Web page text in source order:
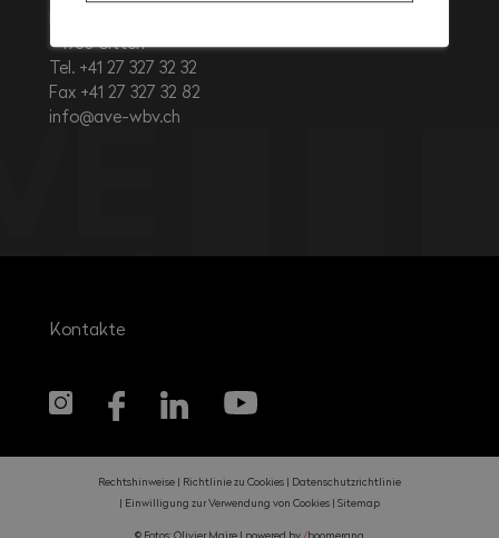
1950 Sitten
Tel. +41 27 327 32 32
Fax +41 27 327 32 82
info@ave-wbv.ch
Kontakte
Rechtshinweise Richtlinie zu Cookies
Datenschutzrichtlinie
Einwilligung zur Verwendung von Cookies Sitemap